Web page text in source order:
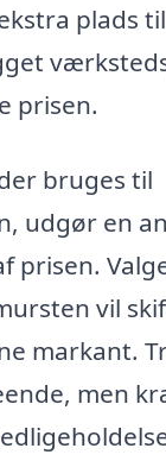
plads
prisen.
bruges til
udgør en
prisen.
vil
markant.
men